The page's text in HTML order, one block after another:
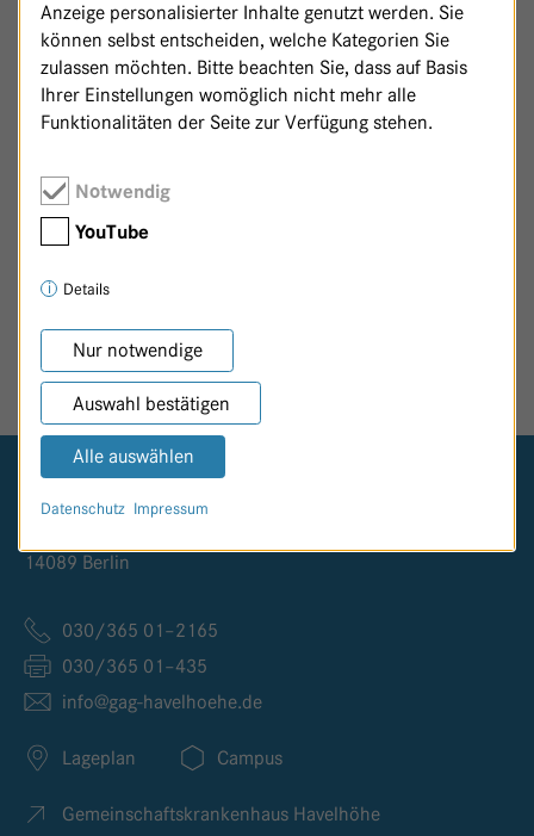
Zurück zur Patenschaftsseite
SEITE TEILEN
14089 Berlin
030/365 01–2165
030/365 01–435
info@gag-havelhoehe.de
Lageplan Campus
Gemeinschaftskrankenhaus Havelhöhe
Anzeige personalisierter Inhalte genutzt werden. Sie
können selbst entscheiden, welche Kategorien Sie
zulassen möchten. Bitte beachten Sie, dass auf Basis
Ihrer Einstellungen womöglich nicht mehr alle
Funktionalitäten der Seite zur Verfügung stehen.
Notwendig
YouTube
Details
Nur notwendige
Auswahl bestätigen
Alle auswählen
Datenschutz Impressum